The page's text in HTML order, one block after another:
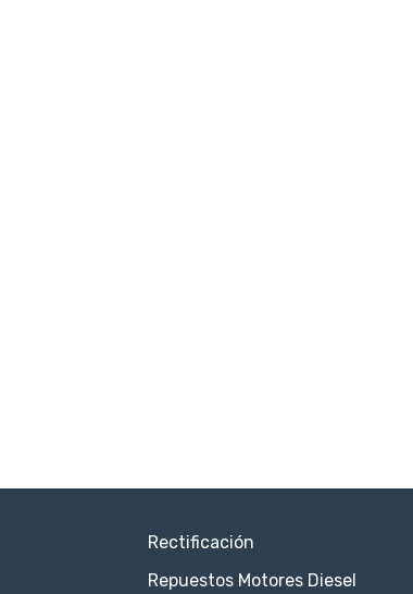
Rectificación
Repuestos Motores Diesel